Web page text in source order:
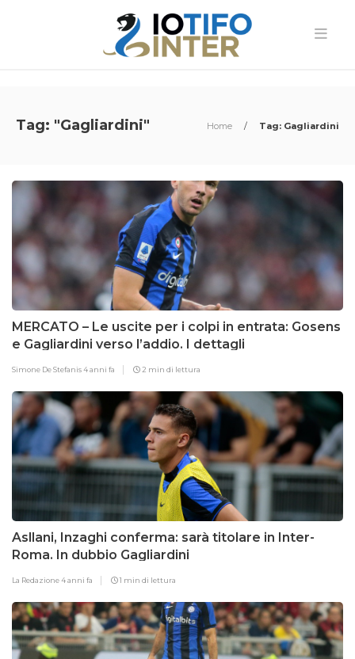
Tag: "Gagliardini" Home / Tag: Gagliardini
MERCATO – Le uscite per i colpi in entrata: Gosens
e Gagliardini verso l’addio. I dettagli
Simone De Stefanis4 anni fa 2 min di lettura
Asllani, Inzaghi conferma: sarà titolare in Inter-
Roma. In dubbio Gagliardini
La Redazione4 anni fa 1 min di lettura